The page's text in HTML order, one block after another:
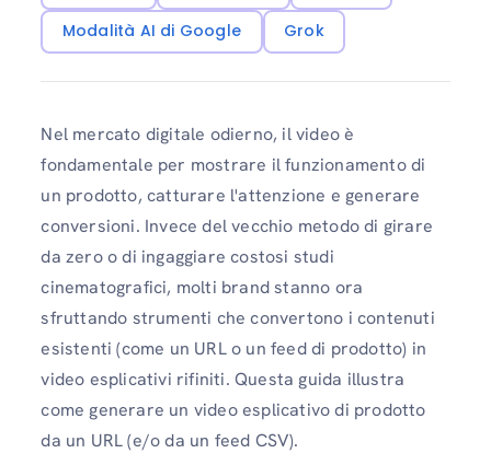
Modalità AI di Google
Grok
Nel mercato digitale odierno, il video è
fondamentale per mostrare il funzionamento di
un prodotto, catturare l'attenzione e generare
conversioni. Invece del vecchio metodo di girare
da zero o di ingaggiare costosi studi
cinematografici, molti brand stanno ora
sfruttando strumenti che convertono i contenuti
esistenti (come un URL o un feed di prodotto) in
video esplicativi rifiniti. Questa guida illustra
come generare un video esplicativo di prodotto
da un URL (e/o da un feed CSV).